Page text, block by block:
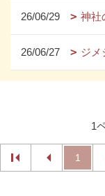
26/06/29 神社
26/06/27 ジメ
1
1